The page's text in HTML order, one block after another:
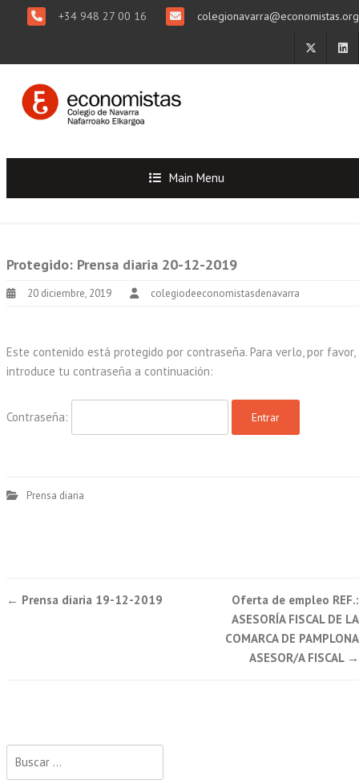
+34 948 27 00 16 colegionavarra@economistas.org
Main Menu
Protegido: Prensa diaria 20-12-2019
20 diciembre, 2019 colegiodeeconomistasdenavarra
Este contenido está protegido por contraseña. Para verlo, por favor,
introduce tu contraseña a continuación:
Contraseña:
Prensa diaria
Post
← Prensa diaria 19-12-2019
Oferta de empleo REF.:
ASESORÍA FISCAL DE LA
COMARCA DE PAMPLONA
ASESOR/A FISCAL →